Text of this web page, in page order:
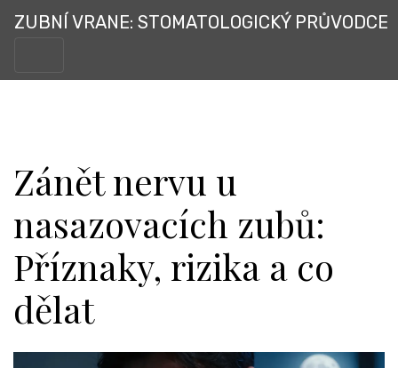
ZUBNÍ VRANE: STOMATOLOGICKÝ PRŮVODCE
Zánět nervu u
nasazovacích zubů:
Příznaky, rizika a co
dělat